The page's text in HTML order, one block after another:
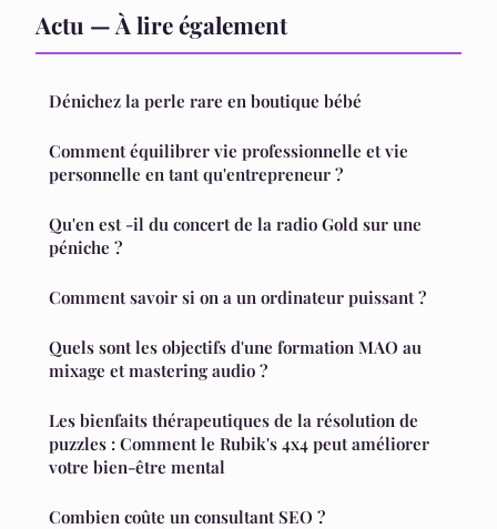
Actu — À lire également
Dénichez la perle rare en boutique bébé
Comment équilibrer vie professionnelle et vie
personnelle en tant qu'entrepreneur ?
Qu'en est -il du concert de la radio Gold sur une
péniche ?
Comment savoir si on a un ordinateur puissant ?
Quels sont les objectifs d'une formation MAO au
mixage et mastering audio ?
Les bienfaits thérapeutiques de la résolution de
puzzles : Comment le Rubik's 4x4 peut améliorer
votre bien-être mental
Combien coûte un consultant SEO ?